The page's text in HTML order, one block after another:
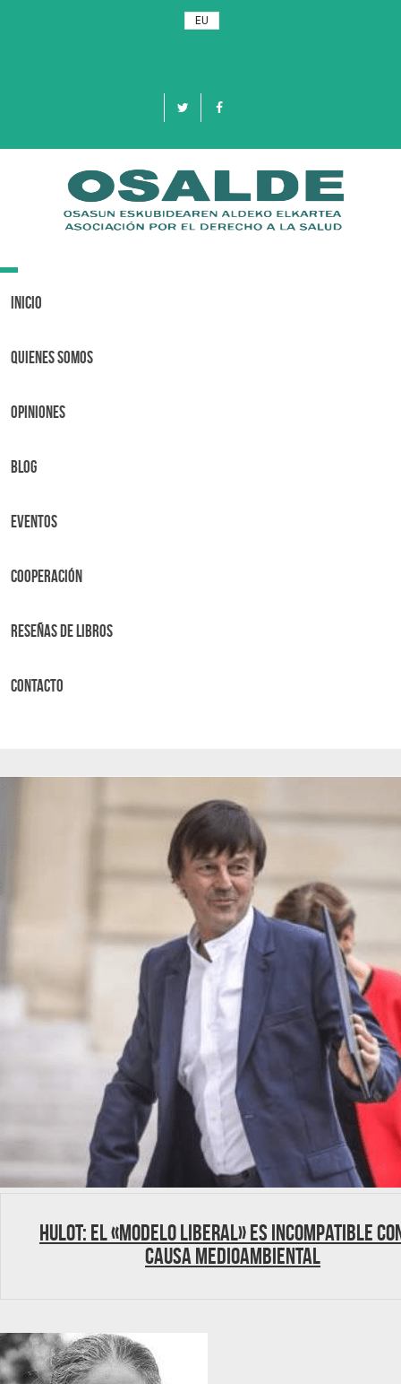
EU
Toggle
Inicio
Quienes Somos
OPINIONES
BLOG
Eventos
Cooperación
Reseñas de libros
Contacto
Hulot: El «modelo liberal» es incompatible
causa medioambiental